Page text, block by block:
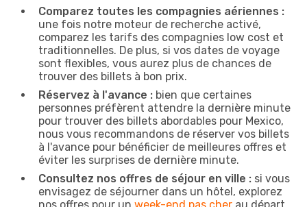
Comparez toutes les compagnies aériennes :
une fois notre moteur de recherche activé,
comparez les tarifs des compagnies low cost et
traditionnelles. De plus, si vos dates de voyage
sont flexibles, vous aurez plus de chances de
trouver des billets à bon prix.
Réservez à l'avance : bien que certaines
personnes préfèrent attendre la dernière minute
pour trouver des billets abordables pour Mexico,
nous vous recommandons de réserver vos billets
à l'avance pour bénéficier de meilleures offres et
éviter les surprises de dernière minute.
Consultez nos offres de séjour en ville : si vous
envisagez de séjourner dans un hôtel, explorez